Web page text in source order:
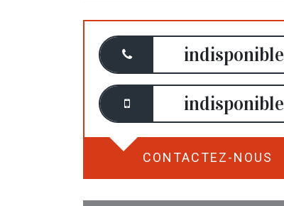
indisponible
indisponible
CONTACTEZ-NOUS